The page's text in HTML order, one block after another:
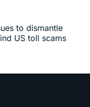
to dismantle
US toll scams